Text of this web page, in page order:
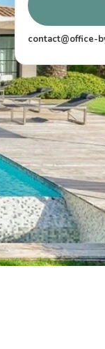
contact@office-